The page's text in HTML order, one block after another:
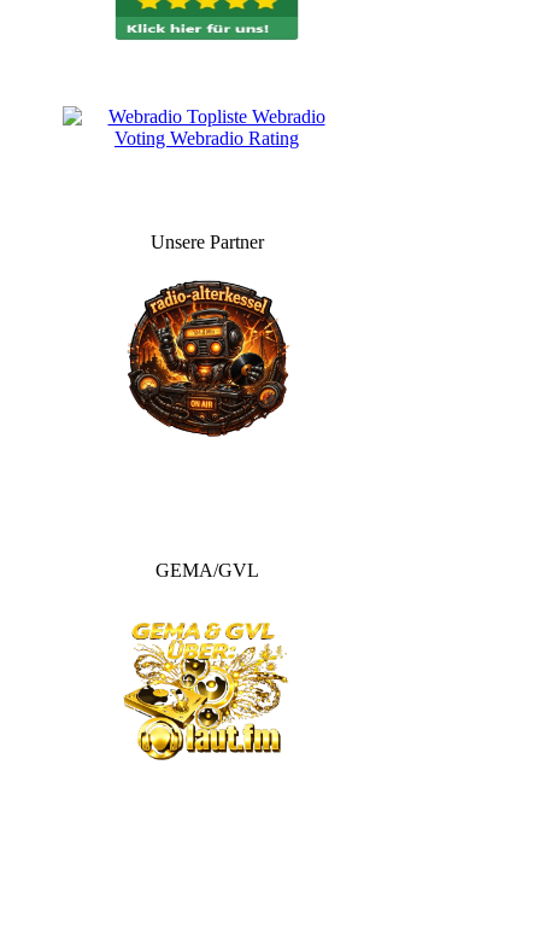
Unsere Partner
GEMA/GVL